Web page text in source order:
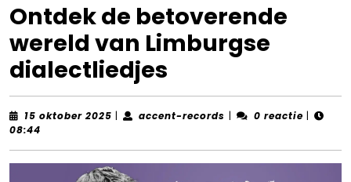
Ontdek de betoverende
wereld van Limburgse
dialectliedjes
15 oktober 2025 15| accent-records accent-
| 0 reactie |
08:44